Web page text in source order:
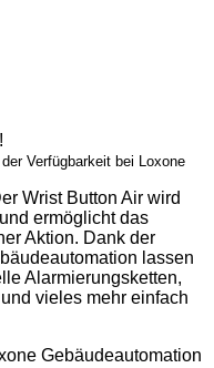
Verfügbarkeit bei Loxone
Wrist Button Air wird
ermöglicht das
Aktion. Dank der
lassen
Alarmierungsketten,
vieles mehr einfach
Gebäudeautomation